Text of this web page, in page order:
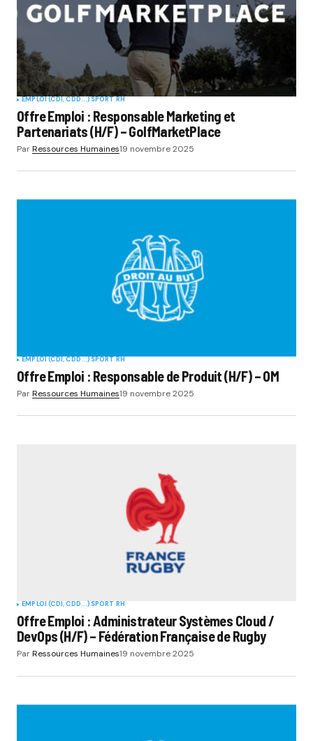
EMPLOI (CDI, CDD...)SPORT RH
Offre Emploi : Responsable Marketing et
Partenariats (H/F) – GolfMarketPlace
ParRessources Humaines19 novembre 2025
EMPLOI (CDI, CDD...) SPORT RH
Offre Emploi : Responsable de Produit (H/F) – OM
ParRessources Humaines19 novembre 2025
EMPLOI (CDI, CDD...) SPORT RH
Offre Emploi : Administrateur Systèmes Cloud /
DevOps (H/F) – Fédération Française de Rugby
ParRessources Humaines19 novembre 2025